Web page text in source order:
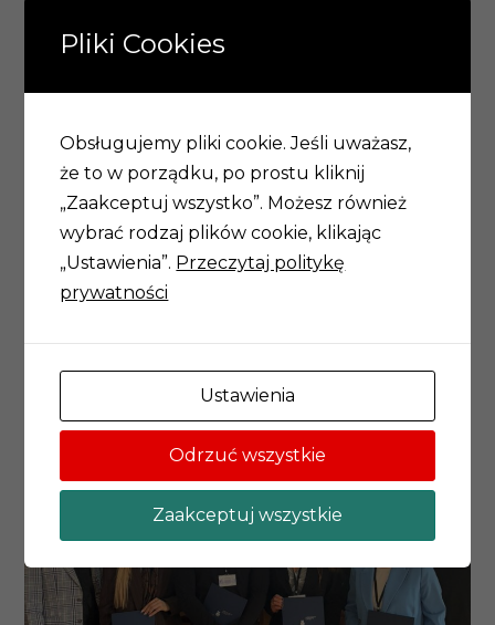
Wrocławiu za stworzenie niezwykle otwartego,
przyjaznego i inspirującego środowiska do
rozmowy, wymiany myśli i budowania współpracy
Dziękujemy za zaproszenie i możliwość udziału w
tym wyjątkowym wydarzeniu!
Pliki Cookies
Obsługujemy pliki cookie. Jeśli uważasz,
że to w porządku, po prostu kliknij
„Zaakceptuj wszystko”. Możesz również
wybrać rodzaj plików cookie, klikając
„Ustawienia”. Przeczytaj politykę
prywatności
Ustawienia
Odrzuć wszystkie
Zaakceptuj wszystkie